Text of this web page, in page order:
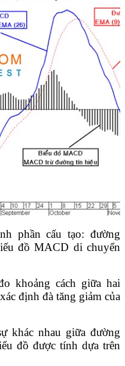
phần cấu tạo: đường
đồ MACD di chuyển
khoảng cách giữa hai
định đà tăng giảm của
khác nhau giữa đường
đồ được tính dựa trên